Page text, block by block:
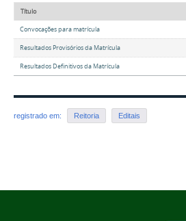
Título
Convocações para matrícula
Resultados Provisórios da Matrícula
Resultados Definitivos da Matrícula
registrado em: Reitoria Editais